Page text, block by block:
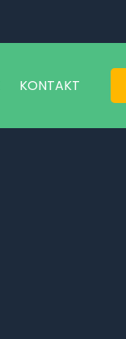
KONTAKT